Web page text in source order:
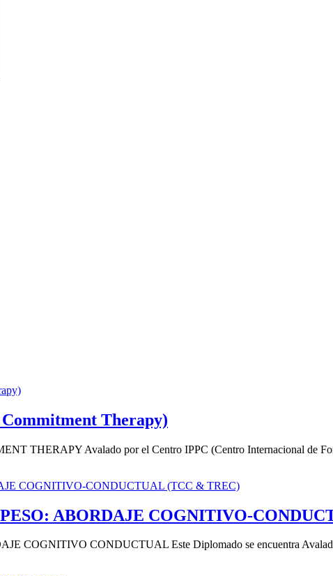
Therapy)
THERAPY Avalado por el Centro IPPC (Centro Internacional de
ABORDAJE COGNITIVO-
COGNITIVO CONDUCTUAL Este Diplomado se encuentra